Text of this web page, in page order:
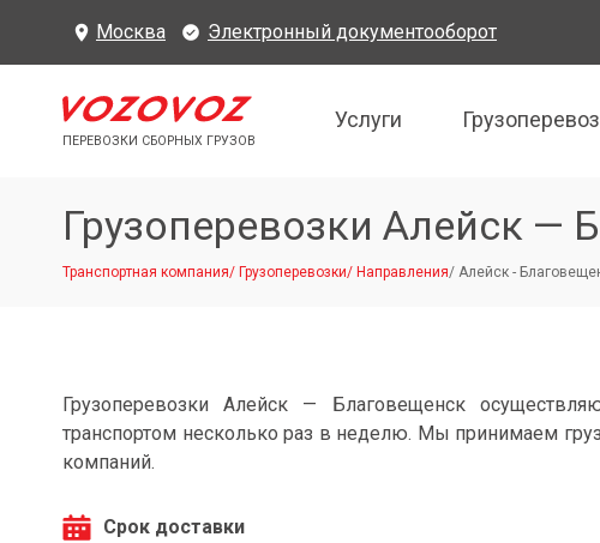
Москва Электронный документооборот
ПЕРЕВОЗКИ СБОРНЫХ ГРУЗОВ
Услуги
Грузоперевозки Алейск —
Транспортная компания/ Грузоперевозки/ Направления/ Алейск -
Грузоперевозки Алейск — Благовещенск
транспортом несколько раз в неделю. Мы принимаем
компаний.
Срок доставки